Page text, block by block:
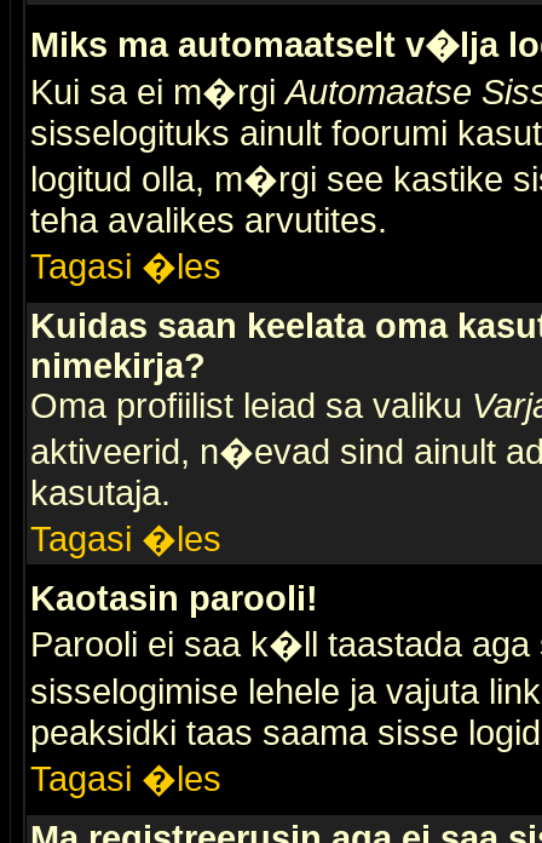
Miks ma automaatselt v�lja
Kui sa ei m�rgiAutomaatse
sisselogituks ainult foorumi
logitud olla, m�rgi see kastike
teha avalikes arvutites.
Tagasi �les
Kuidas saan keelata oma
nimekirja?
Oma profiilist leiad sa valiku
aktiveerid, n�evad sind ainult
kasutaja.
Tagasi �les
Kaotasin parooli!
Parooli ei saa k�ll taastada aga
sisselogimise lehele ja vajuta
peaksidki taas saama sisse
Tagasi �les